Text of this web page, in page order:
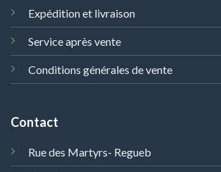
Expédition et livraison
Service après vente
Conditions générales de vente
Contact
Rue des Martyrs- Regueb